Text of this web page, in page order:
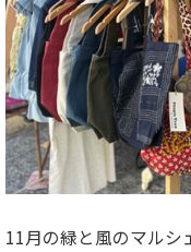
11月の緑と風のマル